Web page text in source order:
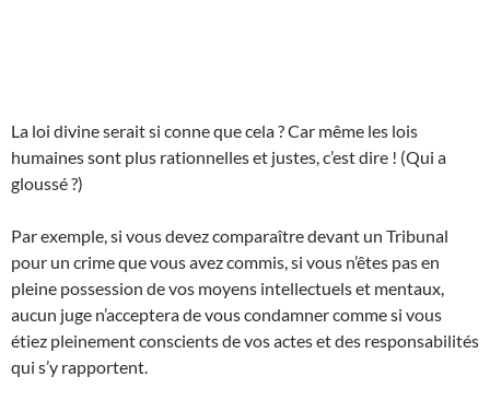
La loi divine serait si conne que cela ? Car même les lois
humaines sont plus rationnelles et justes, c’est dire ! (Qui a
gloussé ?)
Par exemple, si vous devez comparaître devant un Tribunal
pour un crime que vous avez commis, si vous n’êtes pas en
pleine possession de vos moyens intellectuels et mentaux,
aucun juge n’acceptera de vous condamner comme si vous
étiez pleinement conscients de vos actes et des responsabilités
qui s’y rapportent.